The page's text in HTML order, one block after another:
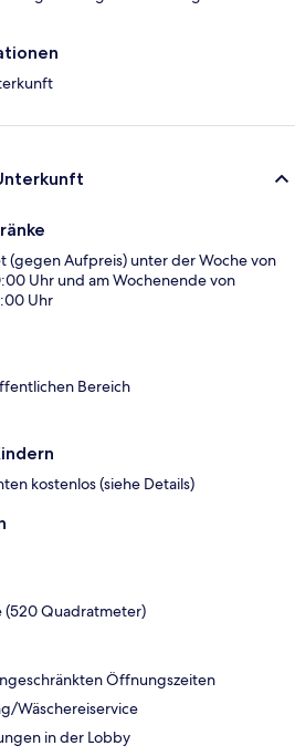
(gegen Aufpreis) unter der Woche von
Uhr und am Wochenende von
Uhr
Bereich
kostenlos (siehe Details)
(520 Quadratmeter)
Öffnungszeiten
Wäschereiservice
in der Lobby